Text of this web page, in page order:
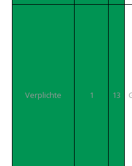
Verplichte 1 13